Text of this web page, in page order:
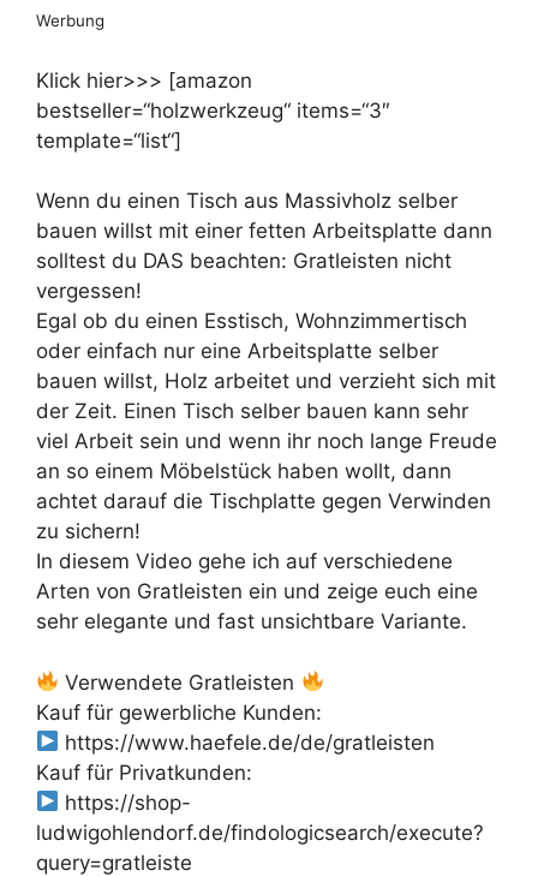
Werbung
Klick hier>>> [amazon
bestseller=“holzwerkzeug“ items=“3″
template=“list“]
Wenn du einen Tisch aus Massivholz selber
bauen willst mit einer fetten Arbeitsplatte dann
solltest du DAS beachten: Gratleisten nicht
vergessen!
Egal ob du einen Esstisch, Wohnzimmertisch
oder einfach nur eine Arbeitsplatte selber
bauen willst, Holz arbeitet und verzieht sich mit
der Zeit. Einen Tisch selber bauen kann sehr
viel Arbeit sein und wenn ihr noch lange Freude
an so einem Möbelstück haben wollt, dann
achtet darauf die Tischplatte gegen Verwinden
zu sichern!
In diesem Video gehe ich auf verschiedene
Arten von Gratleisten ein und zeige euch eine
sehr elegante und fast unsichtbare Variante.
Verwendete Gratleisten
Kauf für gewerbliche Kunden:
https://www.haefele.de/de/gratleisten
Kauf für Privatkunden:
https://shop-
ludwigohlendorf.de/findologicsearch/execute?
query=gratleiste